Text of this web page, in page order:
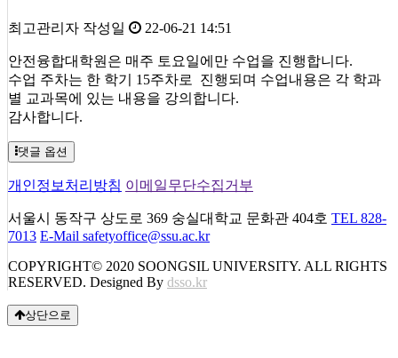
최고관리자 작성일 22-06-21 14:51
안전융합대학원은 매주 토요일에만 수업을 진행합니다.
수업 주차는 한 학기 15주차로 진행되며 수업내용은 각 학과
별 교과목에 있는 내용을 강의합니다.
감사합니다.
댓글 옵션
개인정보처리방침 이메일무단수집거부
서울시 동작구 상도로 369 숭실대학교 문화관 404호 TEL 828-
7013 E-Mail safetyoffice@ssu.ac.kr
COPYRIGHT© 2020 SOONGSIL UNIVERSITY. ALL RIGHTS
RESERVED. Designed By dsso.kr
상단으로